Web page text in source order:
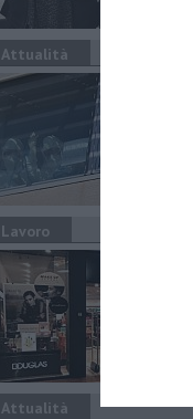
Attualità
Lavoro
Attualità